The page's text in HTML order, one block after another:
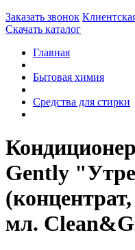
Заказать звонок
Скачать каталог
Главная
Бытовая химия
Средства для стирки
Gently
мл.